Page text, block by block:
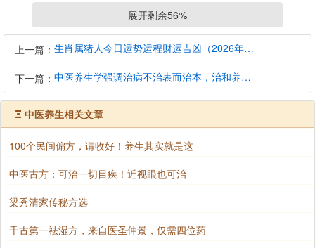
孕妇怀孕前期吃东西容易反胃，是因为负责生育
的肾经和冲脉，与胃在肚脐的左下方有一个沟通点。正
常人胃气下降，冲脉走势往上。一旦胃里有寒湿，使得
胃气降不下来，与冲脉的向上的能量交织在一起就会引
起呕吐。如果，孕妇口含一块姜，则能暖胃散寒，使胃
气得以下降。所以说，生姜古来就被称为“呕家圣药”。
另，如果晕车晕船，在肚脐上贴一块鲜姜，也能
健胃、止呕解毒;姜皮性凉，能行水消肿。平常做菜，为
展开剩余56%
上一篇： 生肖属猪人今日运势运程财运吉凶（2026年8月7日）详解查询
下一篇： 中医养生学强调治病不治表而治本，治和养兼顾是有必要的
Ξ 中医养生相关文章
100个民间偏方，请收好！养生其实就是这
中医古方：可治一切目疾！近视眼也可治
梁秀清家传秘方选
千古第一祛湿方，来自医圣仲景，仅需四位药